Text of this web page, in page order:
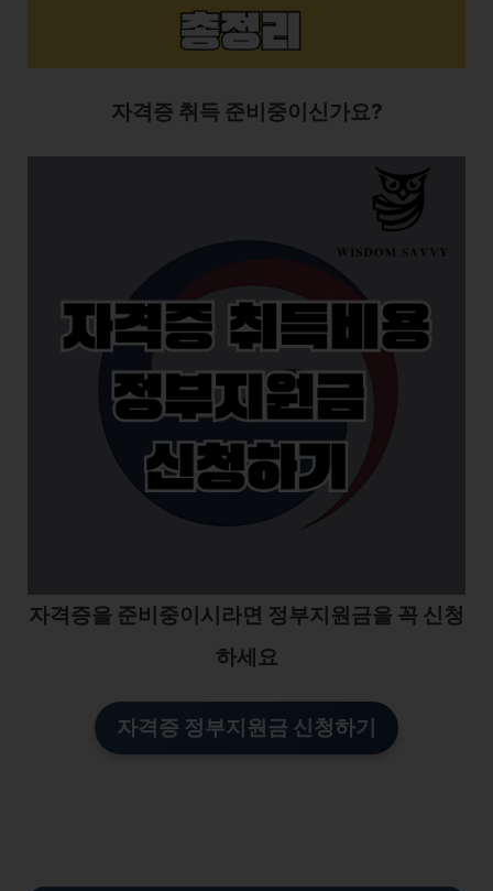
자격증 취득 준비중이신가요?
자격증을 준비중이시라면 정부지원금을 꼭 신청
하세요
자격증 정부지원금 신청하기